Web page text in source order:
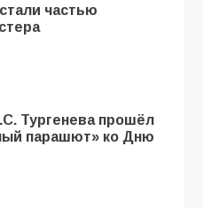
частью
Тургенева прошёл
парашют» ко Дню